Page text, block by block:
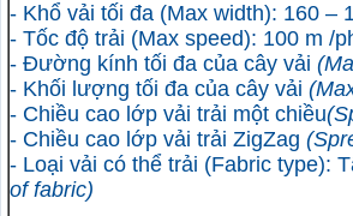
- Khổ vải tối đa (Max width): 160 –
- Tốc độ trải (Max speed): 100 m /
- Đường kính tối đa của cây vải
- Khối lượng tối đa của cây vải
- Chiều cao lớp vải trải một chiều
- Chiều cao lớp vải trải ZigZag (
- Loại vải có thể trải (Fabric type):
of fabric)